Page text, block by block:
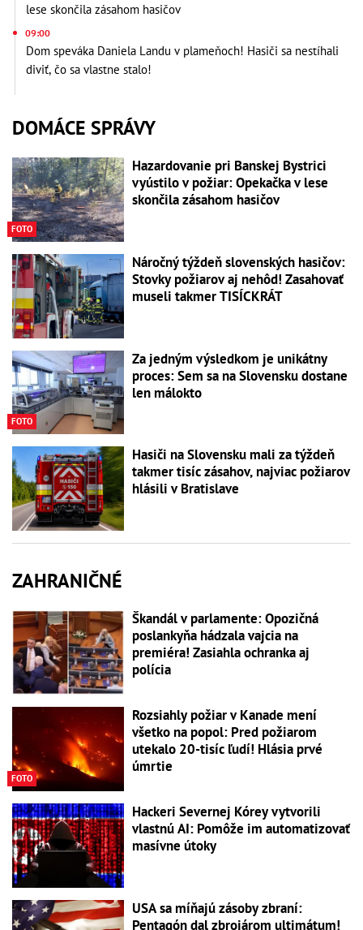
lese skončila zásahom hasičov
09:00
Dom speváka Daniela Landu v plameňoch! Hasiči sa nestíhali
diviť, čo sa vlastne stalo!
DOMÁCE SPRÁVY
FOTO
Hazardovanie pri Banskej Bystrici
vyústilo v požiar: Opekačka v lese
skončila zásahom hasičov
Náročný týždeň slovenských hasičov:
Stovky požiarov aj nehôd! Zasahovať
museli takmer TISÍCKRÁT
FOTO
Za jedným výsledkom je unikátny
proces: Sem sa na Slovensku dostane
len málokto
Hasiči na Slovensku mali za týždeň
takmer tisíc zásahov, najviac požiarov
hlásili v Bratislave
ZAHRANIČNÉ
Škandál v parlamente: Opozičná
poslankyňa hádzala vajcia na
premiéra! Zasiahla ochranka aj
polícia
FOTO
Rozsiahly požiar v Kanade mení
všetko na popol: Pred požiarom
utekalo 20-tisíc ľudí! Hlásia prvé
úmrtie
Hackeri Severnej Kórey vytvorili
vlastnú AI: Pomôže im automatizovať
masívne útoky
USA sa míňajú zásoby zbraní:
Pentagón dal zbrojárom ultimátum!